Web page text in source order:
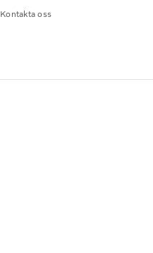
Kontakta oss